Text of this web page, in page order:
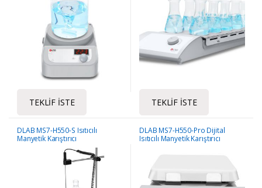
TEKLIF İSTE TEKLIF İSTE
DLAB MS7-H550-S Isıtıcılı
Manyetik Karıştırıcı
DLAB MS7-H550-Pro Dijital
Isıtıcılı Manyetik Karıştırıcı